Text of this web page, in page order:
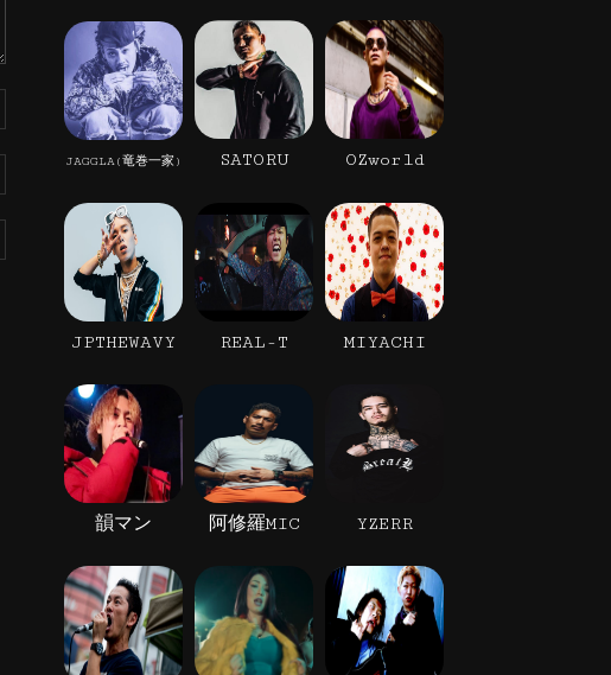
JAGGLA(竜巻一家) SATORU OZworld
JPTHEWAVY REAL-T MIYACHI
韻マン 阿修羅MIC YZERR